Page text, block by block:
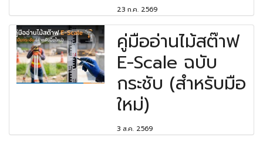
23 ก.ค. 2569
คู่มืออ่านไม้สต๊าฟ
E-Scale ฉบับ
กระชับ (สำหรับมือ
ใหม่)
3 ส.ค. 2569